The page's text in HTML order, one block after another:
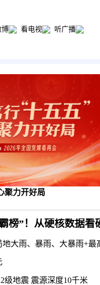
博 看电视 听广播
聚力开好局
级地震 震源深度10千米